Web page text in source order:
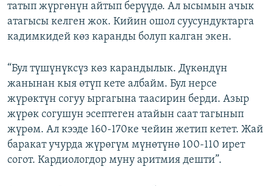
татып жүргөнүн айтып берүүдө. Ал ысымын ачык
атагысы келген жок. Кийин ошол суусундуктарга
кадимкидей көз каранды болуп калган экен.
“Бул түшүнүксүз көз карандылык. Дүкөндүн
жанынан кыя өтүп кете албайм. Бул нерсе
жүрөктүн согуу ыргагына таасирин берди. Азыр
жүрөк согушун эсептеген атайын саат тагынып
жүрөм. Ал кээде 160-170ке чейин жетип кетет. Жай
баракат учурда жүрөгүм мүнөтүнө 100-110 ирет
согот. Кардиологдор муну аритмия дешти”.